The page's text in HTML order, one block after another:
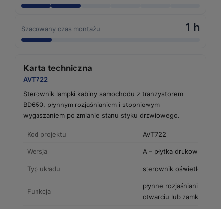
Szacowany czas montażu 1 h
Karta techniczna
AVT722
Sterownik lampki kabiny samochodu z tranzystorem
BD650, płynnym rozjaśnianiem i stopniowym
wygaszaniem po zmianie stanu styku drzwiowego.
Kod projektu AVT722
Wersja A – płytka drukowana
Typ układu sterownik oświetlenia
Funkcja
płynne rozjaśnianie i
otwarciu lub zamknięciu